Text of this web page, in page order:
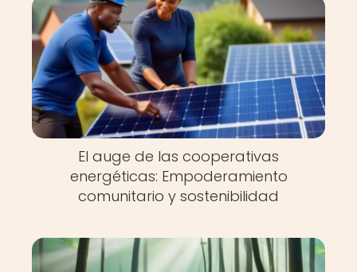
El auge de las cooperativas
energéticas: Empoderamiento
comunitario y sostenibilidad